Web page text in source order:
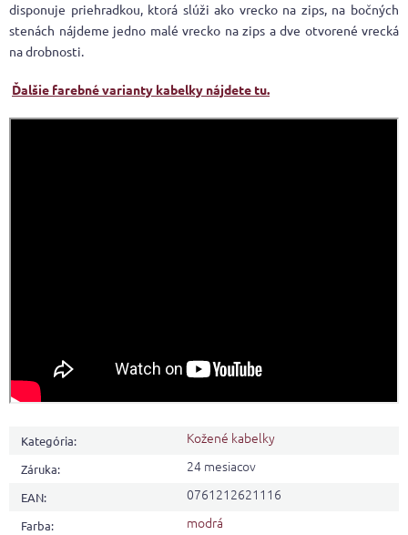
disponuje priehradkou, ktorá slúži ako vrecko na zips, na bočných
stenách nájdeme jedno malé vrecko na zips a dve otvorené vrecká
na drobnosti.
Ďalšie farebné varianty kabelky nájdete tu.
Kategória: Kožené kabelky
Záruka: 24 mesiacov
EAN: 0761212621116
Farba: modrá